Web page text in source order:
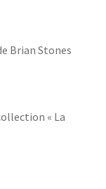
Brian Stones
« La